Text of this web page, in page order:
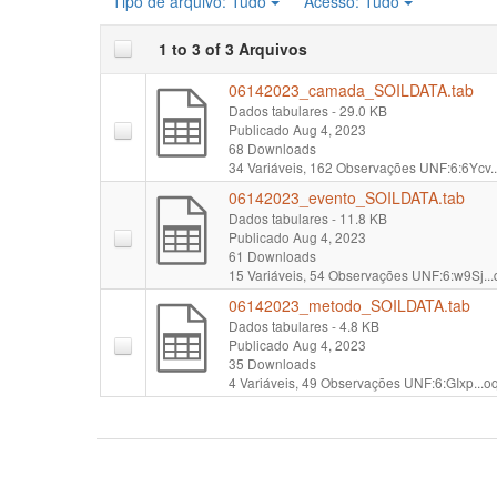
1 to 3 of 3 Arquivos
06142023_camada_SOILDATA.tab
Dados tabulares- 29.0 KB
Publicado Aug 4, 2023
68 Downloads
34 Variáveis, 162 Observações
06142023_evento_SOILDATA.tab
Dados tabulares- 11.8 KB
Publicado Aug 4, 2023
61 Downloads
15 Variáveis, 54 Observações
06142023_metodo_SOILDATA.tab
Dados tabulares- 4.8 KB
Publicado Aug 4, 2023
35 Downloads
4 Variáveis, 49 Observações